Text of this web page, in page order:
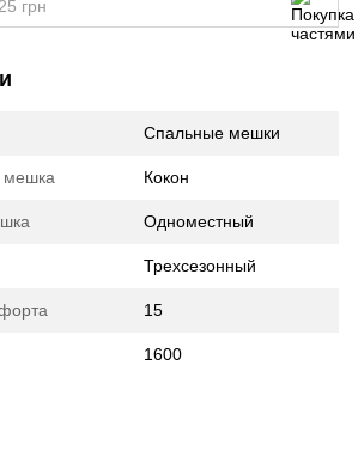
грн
Спальные мешки
мешка Кокон
Одноместный
Трехсезонный
15
1600